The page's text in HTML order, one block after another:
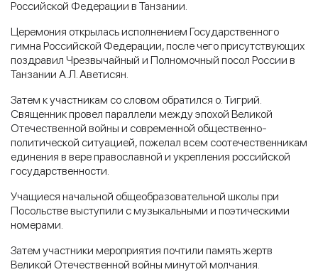
Российской Федерации в Танзании.
Церемония открылась исполнением Государственного
гимна Российской Федерации, после чего присутствующих
поздравил Чрезвычайный и Полномочный посол России в
Танзании А.Л. Аветисян.
Затем к участникам со словом обратился о. Тигрий.
Священник провел параллели между эпохой Великой
Отечественной войны и современной общественно-
политической ситуацией, пожелал всем соотечественникам
единения в вере православной и укрепления российской
государственности.
Учащиеся начальной общеобразовательной школы при
Посольстве выступили с музыкальными и поэтическими
номерами.
Затем участники мероприятия почтили память жертв
Великой Отечественной войны минутой молчания.